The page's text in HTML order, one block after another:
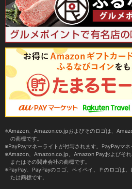
Amazon、Amazon.co.jpおよびそのロゴは、
の商標です。
PayPayマネーライトが付与されます。PayPayマネ
Amazon、Amazon.co.jp、Amazon Payおよびそ
またはその関連会社の商標です。
PayPay、PayPayのロゴ、ペイペイ、Ｐのロゴは
たは商標です。